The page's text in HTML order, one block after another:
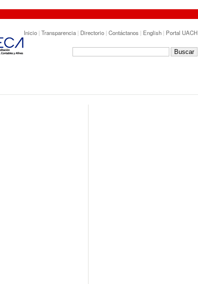
Inicio | Transparencia | Directorio | Contáctanos | English | Portal UACH